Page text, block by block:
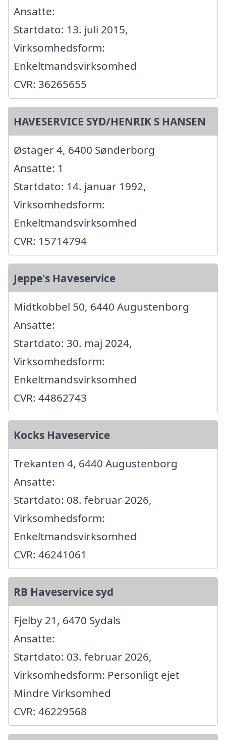
Ansatte:
Startdato: 13. juli 2015,
Virksomhedsform:
Enkeltmandsvirksomhed
CVR: 36265655
HAVESERVICE SYD/HENRIK S HANSEN
Østager 4, 6400 Sønderborg
Ansatte: 1
Startdato: 14. januar 1992,
Virksomhedsform:
Enkeltmandsvirksomhed
CVR: 15714794
Jeppe's Haveservice
Midtkobbel 50, 6440 Augustenborg
Ansatte:
Startdato: 30. maj 2024,
Virksomhedsform:
Enkeltmandsvirksomhed
CVR: 44862743
Kocks Haveservice
Trekanten 4, 6440 Augustenborg
Ansatte:
Startdato: 08. februar 2026,
Virksomhedsform:
Enkeltmandsvirksomhed
CVR: 46241061
RB Haveservice syd
Fjelby 21, 6470 Sydals
Ansatte:
Startdato: 03. februar 2026,
Virksomhedsform: Personligt ejet
Mindre Virksomhed
CVR: 46229568